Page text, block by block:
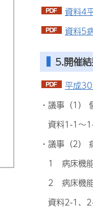
資料4
資料5
5.開催
平成
・議事（1）
資料1-1～
・議事（2）
1 病床機能
2 病床機能
資料2-1、